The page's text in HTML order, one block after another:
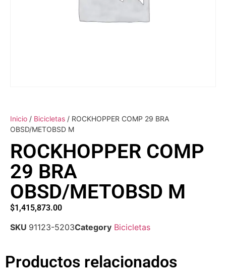
Inicio / Bicicletas / ROCKHOPPER COMP 29 BRA
OBSD/METOBSD M
ROCKHOPPER COMP
29 BRA
OBSD/METOBSD M
$1,415,873.00
SKU 91123-5203Category Bicicletas
Productos relacionados